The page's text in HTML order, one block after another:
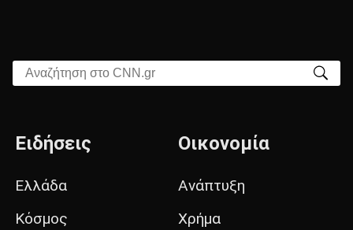
Αναζήτηση στο CNN.gr
Ειδήσεις
Ελλάδα
Κόσμος
Οικονομία
Ανάπτυξη
Χρήμα